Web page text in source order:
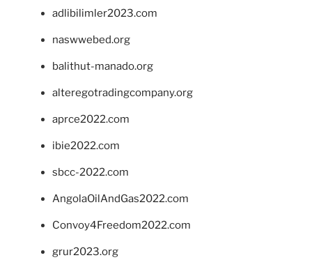
adlibilimler2023.com
naswwebed.org
balithut-manado.org
alteregotradingcompany.org
aprce2022.com
ibie2022.com
sbcc-2022.com
AngolaOilAndGas2022.com
Convoy4Freedom2022.com
grur2023.org